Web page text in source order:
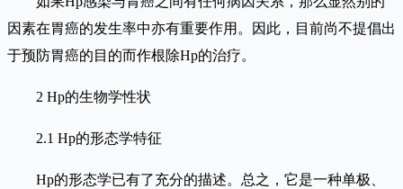
因素在胃癌的发生率中亦有重要作用。因此，目前尚不提倡出
于预防胃癌的目的而作根除Hp的治疗。
2 Hp的生物学性状
2.1 Hp的形态学特征
Hp的形态学已有了充分的描述。总之，它是一种单极、